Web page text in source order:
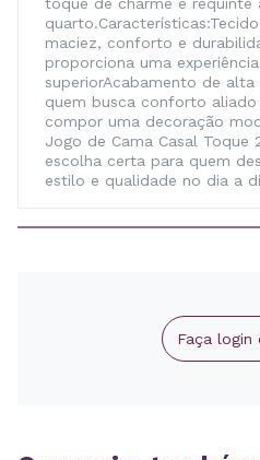
maciez, conforto e
proporciona uma
superiorAcabamento de
quem busca conforto
compor uma decoração
Jogo de Cama Casal Toque
escolha certa para quem
estilo e qualidade no dia a
Faça login